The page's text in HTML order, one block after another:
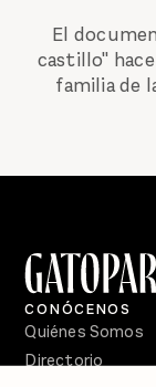
El
castillo"
familia de
CONÓCENOS
Quiénes Somos
Directorio